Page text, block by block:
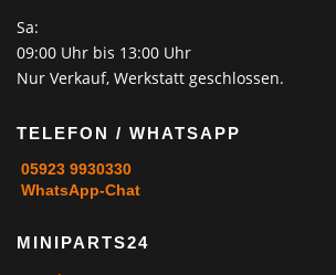
Sa:
09:00 Uhr bis 13:00 Uhr
Nur Verkauf, Werkstatt geschlossen.
TELEFON / WHATSAPP
05923 9930330
WhatsApp-Chat
MINIPARTS24